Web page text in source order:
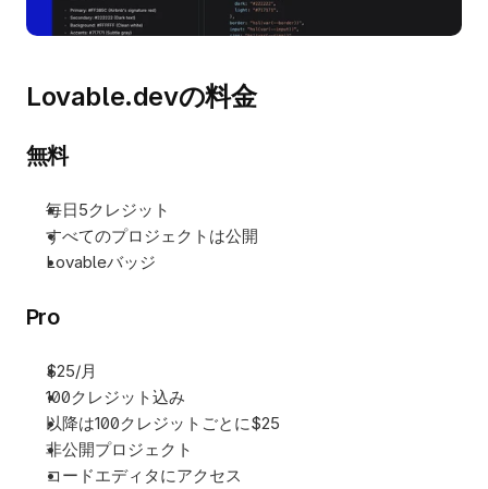
Lovable.devの料金
無料
毎日5クレジット
すべてのプロジェクトは公開
Lovableバッジ
Pro
$25/月
100クレジット込み
以降は100クレジットごとに$25
非公開プロジェクト
コードエディタにアクセス